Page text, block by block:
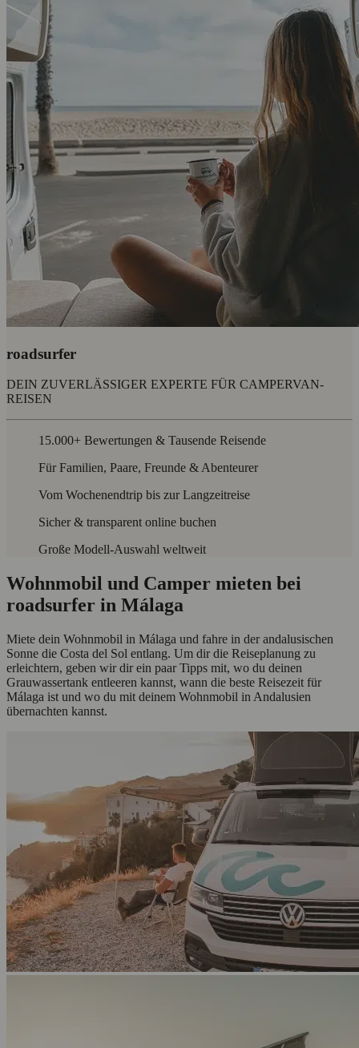
roadsurfer
DEIN ZUVERLÄSSIGER EXPERTE FÜR CAMPERVAN-
REISEN
15.000+ Bewertungen & Tausende Reisende
Für Familien, Paare, Freunde & Abenteurer
Vom Wochenendtrip bis zur Langzeitreise
Sicher & transparent online buchen
Große Modell-Auswahl weltweit
Wohnmobil und Camper mieten bei
roadsurfer in Málaga
Miete dein Wohnmobil in Málaga und fahre in der andalusischen
Sonne die Costa del Sol entlang. Um dir die Reiseplanung zu
erleichtern, geben wir dir ein paar Tipps mit, wo du deinen
Grauwassertank entleeren kannst, wann die beste Reisezeit für
Málaga ist und wo du mit deinem Wohnmobil in Andalusien
übernachten kannst.